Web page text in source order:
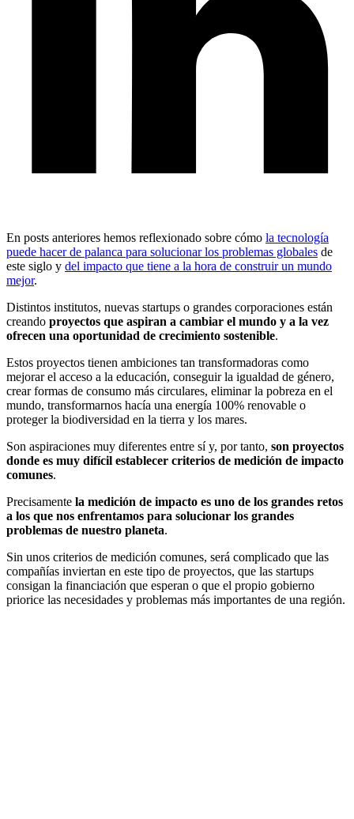
En posts anteriores hemos reflexionado sobre cómo la tecnología
puede hacer de palanca para solucionar los problemas globales de
este siglo y del impacto que tiene a la hora de construir un mundo
mejor.
Distintos institutos, nuevas startups o grandes corporaciones están
creando proyectos que aspiran a cambiar el mundo y a la vez
ofrecen una oportunidad de crecimiento sostenible.
Estos proyectos tienen ambiciones tan transformadoras como
mejorar el acceso a la educación, conseguir la igualdad de género,
crear formas de consumo más circulares, eliminar la pobreza en el
mundo, transformarnos hacía una energía 100% renovable o
proteger la biodiversidad en la tierra y los mares.
Son aspiraciones muy diferentes entre sí y, por tanto, son proyectos
donde es muy difícil establecer criterios de medición de impacto
comunes.
Precisamente la medición de impacto es uno de los grandes retos
a los que nos enfrentamos para solucionar los grandes
problemas de nuestro planeta.
Sin unos criterios de medición comunes, será complicado que las
compañías inviertan en este tipo de proyectos, que las startups
consigan la financiación que esperan o que el propio gobierno
priorice las necesidades y problemas más importantes de una región.